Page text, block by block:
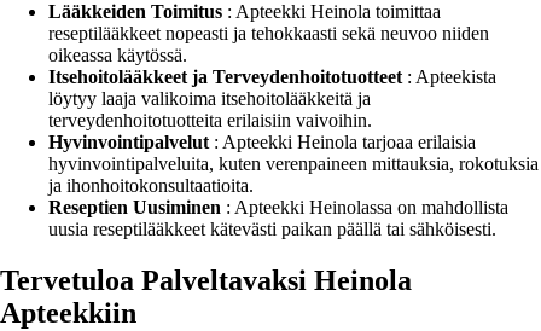
Lääkkeiden Toimitus : Apteekki Heinola toimittaa
reseptilääkkeet nopeasti ja tehokkaasti sekä neuvoo niiden
oikeassa käytössä.
Itsehoitolääkkeet ja Terveydenhoitotuotteet : Apteekista
löytyy laaja valikoima itsehoitolääkkeitä ja
terveydenhoitotuotteita erilaisiin vaivoihin.
Hyvinvointipalvelut : Apteekki Heinola tarjoaa erilaisia
hyvinvointipalveluita, kuten verenpaineen mittauksia, rokotuksia
ja ihonhoitokonsultaatioita.
Reseptien Uusiminen : Apteekki Heinolassa on mahdollista
uusia reseptilääkkeet kätevästi paikan päällä tai sähköisesti.
Tervetuloa Palveltavaksi Heinola
Apteekkiin